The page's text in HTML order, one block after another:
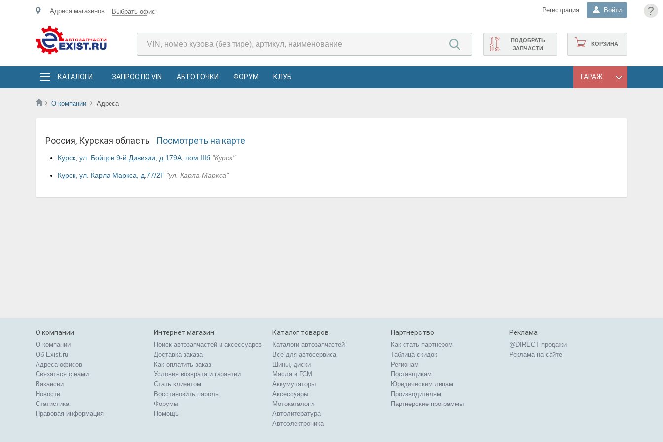
?
Адреса магазинов Выбрать офис Регистрация Войти
КОРЗИНА
ПОДОБРАТЬ
ЗАПЧАСТИ
КАТАЛОГИ ЗАПРОС ПО VIN АВТОТОЧКИ ФОРУМ КЛУБ ГАРАЖ
О компании Адреса
Россия, Курская область Посмотреть на карте
Курск, ул. Бойцов 9-й Дивизии, д.179А, пом.IIIб "Курск"
Курск, ул. Карла Маркса, д.77/2Г "ул. Карла Маркса"
О компании
О компании
Об Exist.ru
Адреса офисов
Связаться с нами
Вакансии
Новости
Статистика
Правовая информация
Интернет магазин
Поиск автозапчастей и аксессуаров
Доставка заказа
Как оплатить заказ
Условия возврата и гарантии
Стать клиентом
Восстановить пароль
Форумы
Помощь
Каталог товаров
Каталоги автозапчастей
Все для автосервиса
Шины, диски
Масла и ГСМ
Аккумуляторы
Аксессуары
Мотокаталоги
Автолитература
Автоэлектроника
Партнерство
Как стать партнером
Таблица скидок
Регионам
Поставщикам
Юридическим лицам
Производителям
Партнерские программы
Реклама
@DIRECT продажи
Реклама на сайте